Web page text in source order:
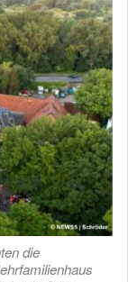
die